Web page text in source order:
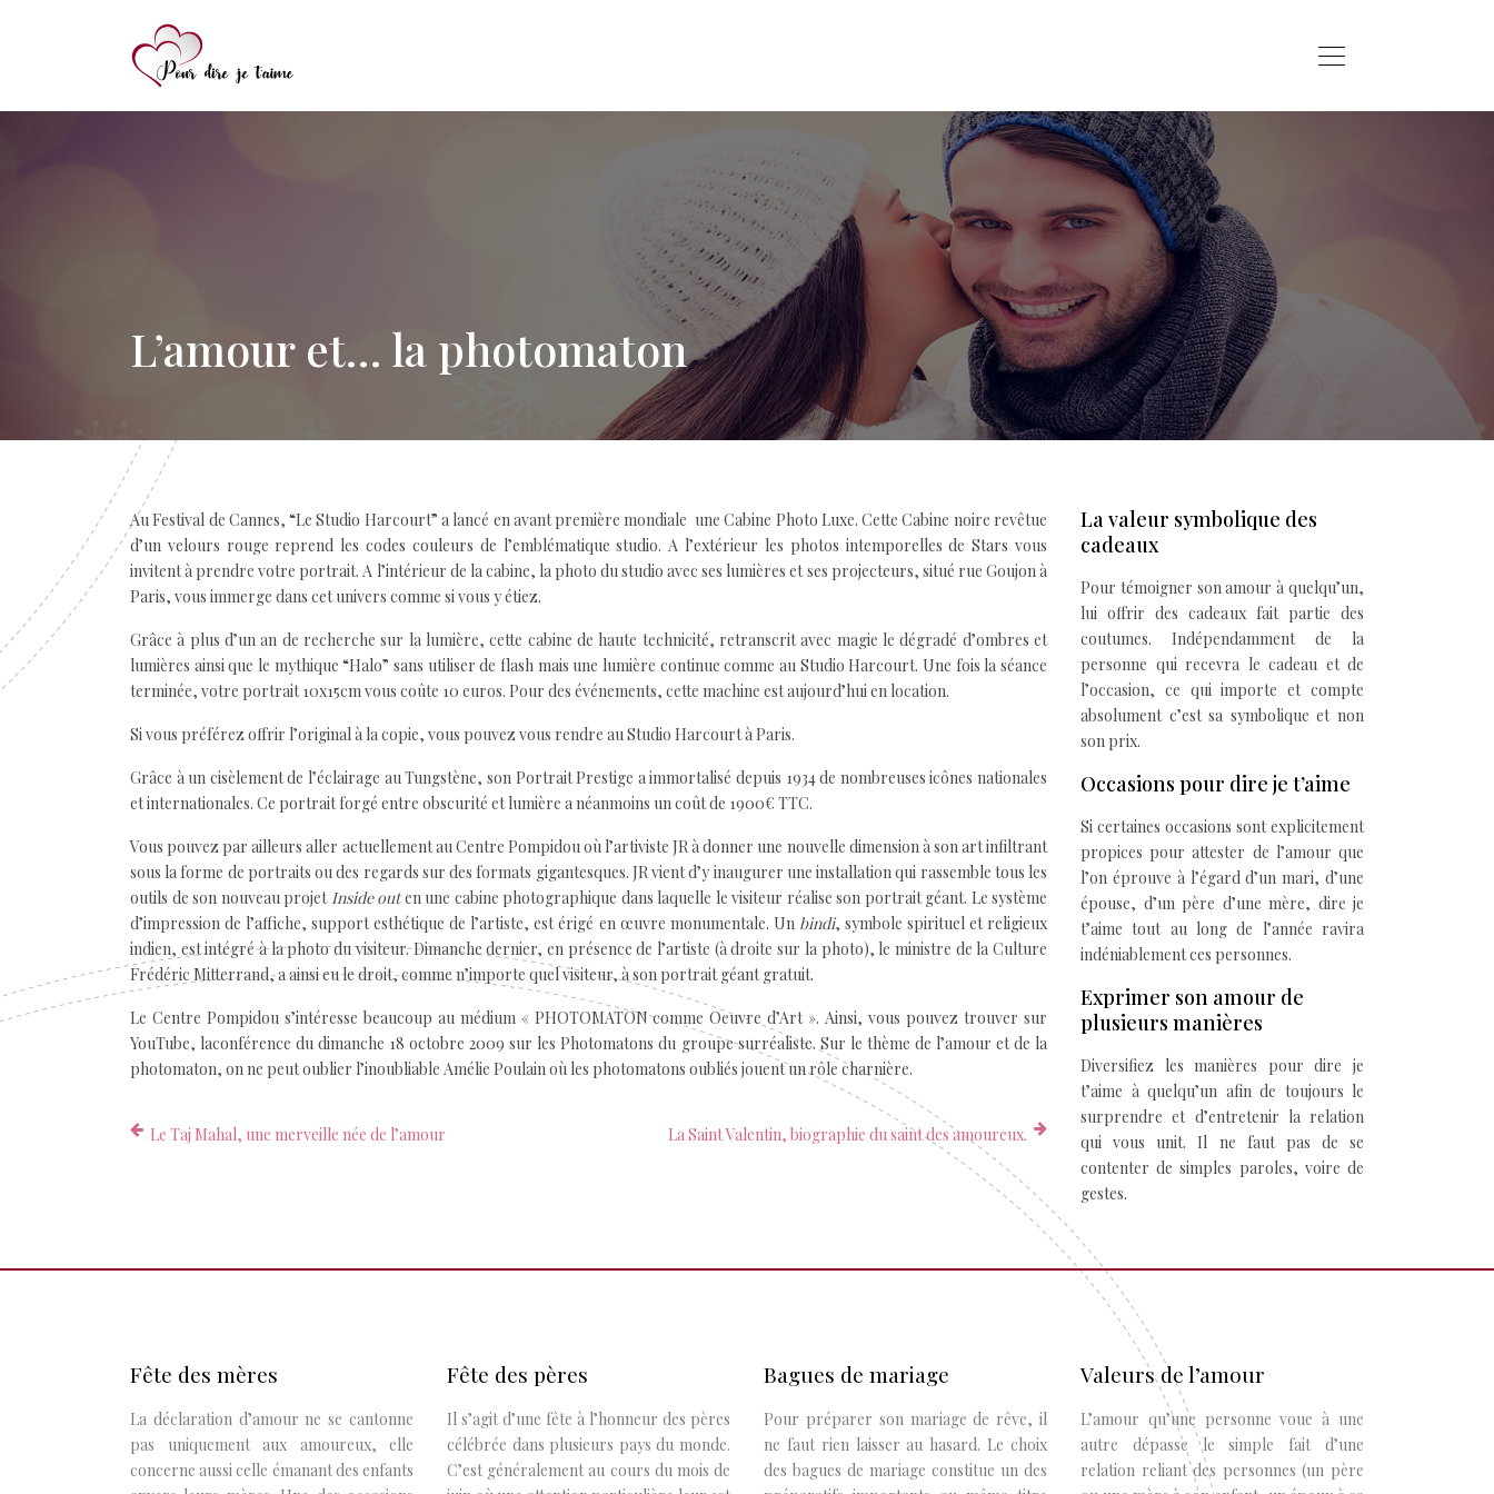
L’amour et… la photomaton
Au Festival de Cannes, “Le Studio Harcourt” a lancé en avant première mondiale une Cabine Photo Luxe. Cette Cabine noire revêtue
d’un velours rouge reprend les codes couleurs de l’emblématique studio. A l’extérieur les photos intemporelles de Stars vous
invitent à prendre votre portrait. A l’intérieur de la cabine, la photo du studio avec ses lumières et ses projecteurs, situé rue Goujon à
Paris, vous immerge dans cet univers comme si vous y étiez.
Grâce à plus d’un an de recherche sur la lumière, cette cabine de haute technicité, retranscrit avec magie le dégradé d’ombres et
lumières ainsi que le mythique “Halo” sans utiliser de flash mais une lumière continue comme au Studio Harcourt. Une fois la séance
terminée, votre portrait 10x15cm vous coûte 10 euros. Pour des événements, cette machine est aujourd’hui en location.
Si vous préférez offrir l’original à la copie, vous pouvez vous rendre au Studio Harcourt à Paris.
Grâce à un cisèlement de l’éclairage au Tungstène, son Portrait Prestige a immortalisé depuis 1934 de nombreuses icônes nationales
et internationales. Ce portrait forgé entre obscurité et lumière a néanmoins un coût de 1900€ TTC.
Vous pouvez par ailleurs aller actuellement au Centre Pompidou où l’artiviste JR à donner une nouvelle dimension à son art infiltrant
sous la forme de portraits ou des regards sur des formats gigantesques. JR vient d’y inaugurer une installation qui rassemble tous les
outils de son nouveau projet Inside outen une cabine photographique dans laquelle le visiteur réalise son portrait géant. Le système
d’impression de l’affiche, support esthétique de l’artiste, est érigé en œuvre monumentale. Un bindi, symbole spirituel et religieux
indien, est intégré à la photo du visiteur. Dimanche dernier, en présence de l’artiste (à droite sur la photo), le ministre de la Culture
Frédéric Mitterrand, a ainsi eu le droit, comme n’importe quel visiteur, à son portrait géant gratuit.
Le Centre Pompidou s’intéresse beaucoup au médium « PHOTOMATON comme Oeuvre d’Art ». Ainsi, vous pouvez trouver sur
YouTube, laconférence du dimanche 18 octobre 2009 sur les Photomatons du groupe surréaliste. Sur le thème de l’amour et de la
photomaton, on ne peut oublier l’inoubliable Amélie Poulain où les photomatons oubliés jouent un rôle charnière.
Le Taj Mahal, une merveille née de l’amour La Saint Valentin, biographie du saint des amoureux.
La valeur symbolique des
cadeaux
Pour témoigner son amour à quelqu’un,
lui offrir des cadeaux fait partie des
coutumes. Indépendamment de la
personne qui recevra le cadeau et de
l’occasion, ce qui importe et compte
absolument c’est sa symbolique et non
son prix.
Occasions pour dire je t’aime
Si certaines occasions sont explicitement
propices pour attester de l’amour que
l’on éprouve à l’égard d’un mari, d’une
épouse, d’un père d’une mère, dire je
t’aime tout au long de l’année ravira
indéniablement ces personnes.
Exprimer son amour de
plusieurs manières
Diversifiez les manières pour dire je
t’aime à quelqu’un afin de toujours le
surprendre et d’entretenir la relation
qui vous unit. Il ne faut pas de se
contenter de simples paroles, voire de
gestes.
Fête des mères
La déclaration d’amour ne se cantonne
pas uniquement aux amoureux, elle
concerne aussi celle émanant des enfants
Fête des pères
Il s’agit d’une fête à l’honneur des pères
célébrée dans plusieurs pays du monde.
C’est généralement au cours du mois de
Bagues de mariage
Pour préparer son mariage de rêve, il
ne faut rien laisser au hasard. Le choix
des bagues de mariage constitue un des
Valeurs de l’amour
L’amour qu’une personne voue à une
autre dépasse le simple fait d’une
relation reliant des personnes (un père